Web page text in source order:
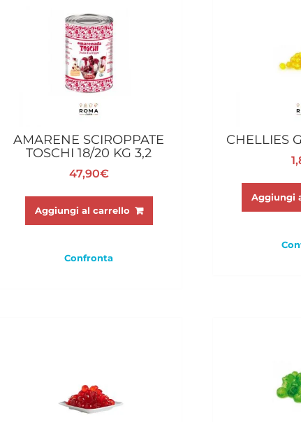
AMARENE SCIROPPATE
TOSCHI 18/20 KG 3,2
47,90€
Aggiungi al carrello
Confronta
CHELLIES
Aggiungi